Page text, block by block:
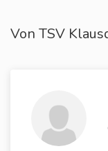
Von TSV